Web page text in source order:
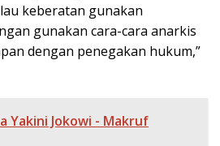
keberatan gunakan
gunakan cara-cara anarkis
dengan penegakan hukum,”
Yakini Jokowi - Makruf